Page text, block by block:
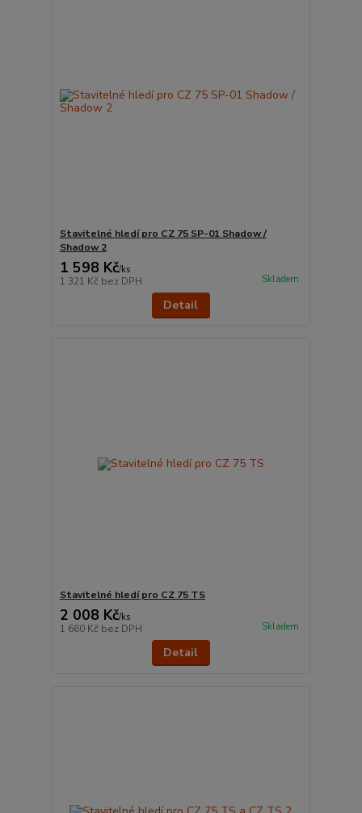
Stavitelné hledí pro CZ 75 SP-01 Shadow /
Shadow 2
1 598 Kč/ks
1 321 Kč bez DPH Skladem
Detail
Stavitelné hledí pro CZ 75 TS
2 008 Kč/ks
1 660 Kč bez DPH Skladem
Detail